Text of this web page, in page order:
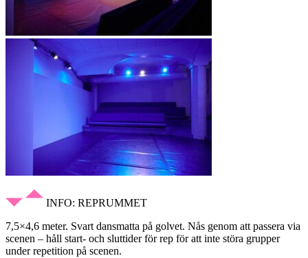
INFO: REPRUMMET
7,5×4,6 meter. Svart dansmatta på golvet. Nås genom att passera via
scenen – håll start- och sluttider för rep för att inte störa grupper
under repetition på scenen.